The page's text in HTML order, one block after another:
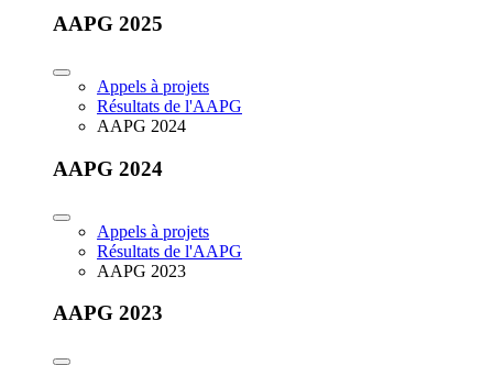
AAPG 2025
Appels à projets
Résultats de l'AAPG
AAPG 2024
AAPG 2024
Appels à projets
Résultats de l'AAPG
AAPG 2023
AAPG 2023